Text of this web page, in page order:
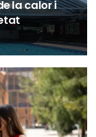
la calor i